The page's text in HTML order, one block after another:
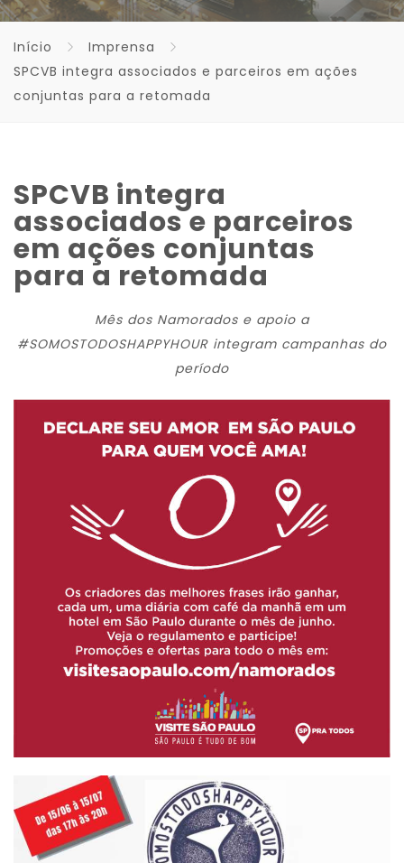
Início
Imprensa
SPCVB integra associados e parceiros em ações
conjuntas para a retomada
SPCVB integra
associados e parceiros
em ações conjuntas
para a retomada
Mês dos Namorados e apoio a
#SOMOSTODOSHAPPYHOUR integram campanhas do
período